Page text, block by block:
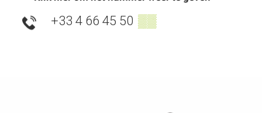
+33 4 66 45 50 ▒▒